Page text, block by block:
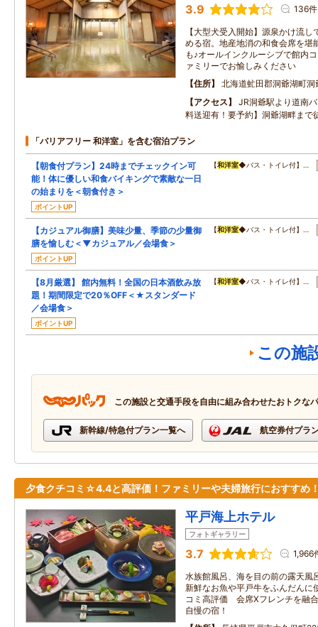
3.9 136件
【大型犬受入開始】源泉かけ流
める宿。地産地消の和食会席を堪
も♪オールインクルーシブで館内
ァミリーでお愉しみください
住所
北海道虻田郡洞爺湖町洞
アクセス
JR洞爺駅より道南
料送迎有！要予約】洞爺湖畔まで
「バリアフリー 和洋室」を含む宿泊プラン
【朝食付プラン】24時までチェックイン可
能！体に優しい和食バイキングで素敵な一日
の始まりを＜朝食付き＞
ポイントUP
【和洋室◆バス・トイレ付】…
【カジュアル御膳】美味少量、季節の少量御
膳を愉しむ＜▼カジュアル／会場食＞
ポイントUP
【和洋室◆バス・トイレ付】…
【8月厳選】 館内無料！全国の日本酒飲み放
題！期間限定で20％OFF＜★スタンダード
／会場食＞
ポイントUP
【和洋室◆バス・トイレ付】…
この施
この施設と交通手段を自由に組み合わせたおトクな
新幹線/特急付プラン一覧へ 航空券付プラ
夕食クチコミ☆4.4と高評価！ファミリーや夫婦旅行におすすめ
平戸海上ホテル
フォトギャラリー
3.7 1,966
水族館風呂、海を目の前の露天風
新鮮なお魚や平戸牛をふんだんに
コミ高評価 会席Xフレンチを融
自慢の宿！